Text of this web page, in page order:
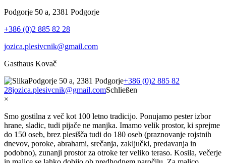
Podgorje 50 a, 2381 Podgorje
+386 (0)2 885 82 28
jozica.plesivcnik@gmail.com
Gasthaus Kovač
Podgorje 50 a, 2381 Podgorje+386 (0)2 885 82
28jozica.plesivcnik@gmail.comSchließen
×
Smo gostilna z več kot 100 letno tradicijo. Ponujamo pester izbor
hrane, sladic, tudi pijače ne manjka. Imamo velik prostor, ki sprejme
do 150 oseb, brez plesišča tudi do 180 oseb (praznovanje rojstnih
dnevov, poroke, abrahami, srečanja, zaključki, predavanja in
podobno), zunanji prostor za otroke ter veliko teraso. Kosila, večerje